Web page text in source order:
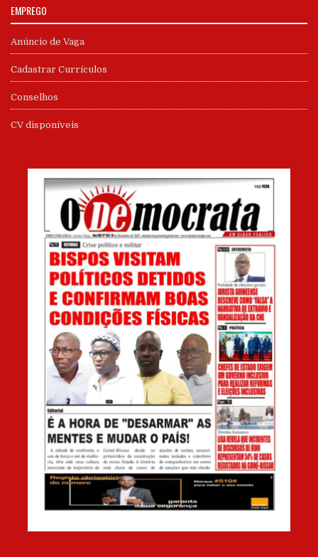
EMPREGO
Anúncio de Vaga
Cadastrar Currículos
Conselhos
CV disponíveis